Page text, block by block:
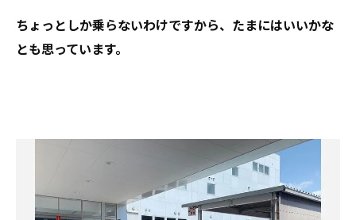
ちょっとしか乗らないわけですから、たまにはいいかな
とも思っています。